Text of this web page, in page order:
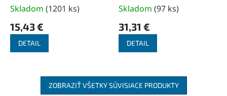
Skladom (1201 ks)
15,43 €
DETAIL
otvor na kolík 8,5 mm
Skladom (97 ks)
31,31 €
DETAIL
ZOBRAZIŤ VŠETKY SÚVISIACE PRODUKTY